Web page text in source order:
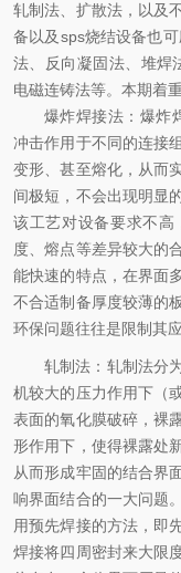
轧制法、扩散法，以及
备以及sps烧结设备也
法、反向凝固法、堆焊
电磁连铸法等。本期着
爆炸焊接法：爆炸
冲击作用于不同的连接
变形、甚至熔化，从而
间极短，不会出现明显
该工艺对设备要求不高
度、熔点等差异较大的
能快速的特点，在界面
不合适制备厚度较薄的
环保问题往往是限制其
轧制法：轧制法分
机较大的压力作用下（
表面的氧化膜破碎，裸
形作用下，使得裸露处
从而形成牢固的结合界
响界面结合的一大问题
用预先焊接的方法，即
焊接将四周密封来大限